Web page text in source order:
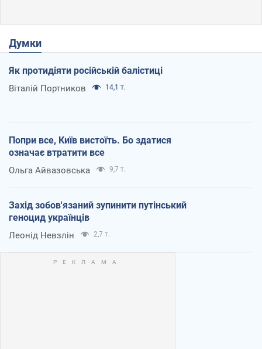
Думки
Як протидіяти російській балістиці
Віталій Портников 14,1 т.
Попри все, Київ вистоїть. Бо здатися
означає втратити все
Ольга Айвазовська 9,7 т.
Захід зобов'язаний зупинити путінський
геноцид українців
Леонід Невзлін 2,7 т.